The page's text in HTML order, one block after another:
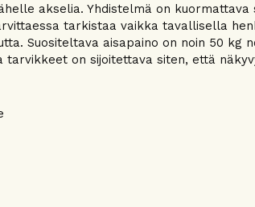
akselia. Yhdistelmä on kuormattava
tarkistaa vaikka tavallisella
Suositeltava aisapaino on noin 50 kg
tarvikkeet on sijoitettava siten, että